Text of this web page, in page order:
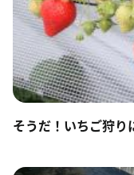
そうだ！いちご狩り